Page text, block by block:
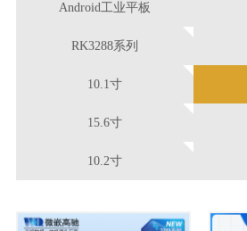
Android工业平板
RK3288系列
10.1寸
15.6寸
10.2寸